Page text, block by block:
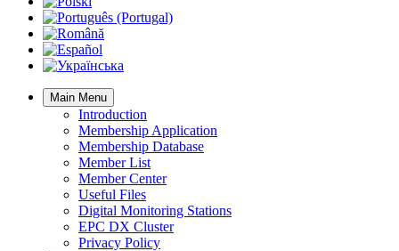
Main Menu
Introduction
Membership Application
Membership Database
Member List
Member Center
Useful Files
Digital Monitoring Stations
EPC DX Cluster
Privacy Policy